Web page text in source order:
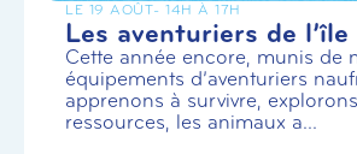
LE 19 AOÛT- 14H À 17H
Les aventuriers de
Cette année encore, munis de
équipements d’aventuriers
apprenons à survivre,
ressources, les animaux a...